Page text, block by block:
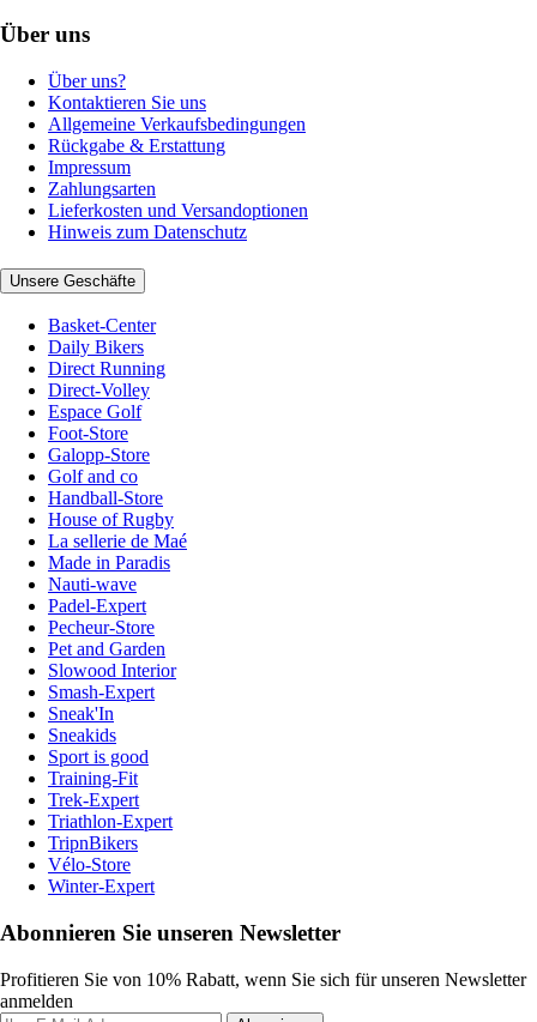
Über uns
Über uns?
Kontaktieren Sie uns
Allgemeine Verkaufsbedingungen
Rückgabe & Erstattung
Impressum
Zahlungsarten
Lieferkosten und Versandoptionen
Hinweis zum Datenschutz
Unsere Geschäfte
Basket-Center
Daily Bikers
Direct Running
Direct-Volley
Espace Golf
Foot-Store
Galopp-Store
Golf and co
Handball-Store
House of Rugby
La sellerie de Maé
Made in Paradis
Nauti-wave
Padel-Expert
Pecheur-Store
Pet and Garden
Slowood Interior
Smash-Expert
Sneak'In
Sneakids
Sport is good
Training-Fit
Trek-Expert
Triathlon-Expert
TripnBikers
Vélo-Store
Winter-Expert
Abonnieren Sie unseren Newsletter
Profitieren Sie von 10% Rabatt, wenn Sie sich für unseren Newsletter
anmelden